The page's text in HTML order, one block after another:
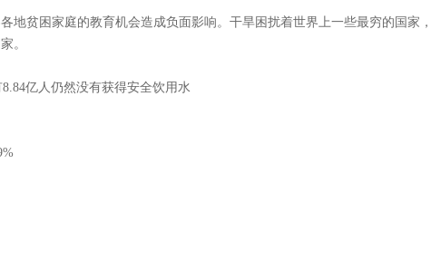
贫困家庭的教育机会造成负面影响。干旱困扰着世界上一些最穷的国家
。
亿人仍然没有获得安全饮用水